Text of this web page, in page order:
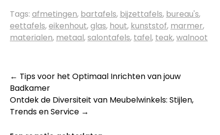
Tags: afmetingen, bartafels, bijzettafels, bureau's,
eettafels,eikenhout,glas, hout, kunststof, marmer,
materialen, metaal,salontafels, tafel, teak,walnoot
Berichtnavigatie
← Tips voor het Optimaal Inrichten van jouw
Badkamer
Ontdek de Diversiteit van Meubelwinkels: Stijlen,
Trends en Service →